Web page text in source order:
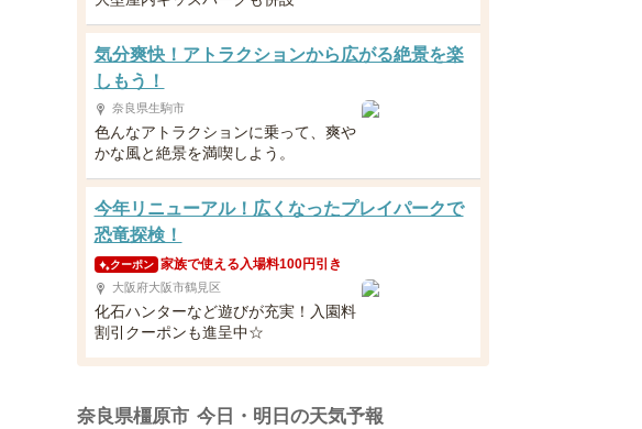
気分爽快！アトラクションから広がる絶景を楽
しもう！
奈良県生駒市
色んなアトラクションに乗って、爽や
かな風と絶景を満喫しよう。
今年リニューアル！広くなったプレイパークで
恐竜探検！
クーポン 家族で使える入場料100円引き
大阪府大阪市鶴見区
化石ハンターなど遊びが充実！入園料
割引クーポンも進呈中☆
奈良県橿原市 今日・明日の天気予報